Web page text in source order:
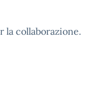
la collaborazione.